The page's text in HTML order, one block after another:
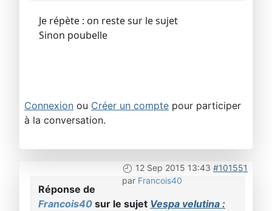
Je répète : on reste sur le sujet
Sinon poubelle
Connexion ou Créer un compte pour participer
à la conversation.
12 Sep 2015 13:43 #101551
par Francois40
Réponse de
Francois40 sur le sujet Vespa velutina :